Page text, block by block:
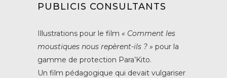
PUBLICIS CONSULTANTS
Illustrations pour le film « Comment les
moustiques nous repèrent-ils ? » pour la
gamme de protection Para’Kito.
Un film pédagogique qui devait vulgariser